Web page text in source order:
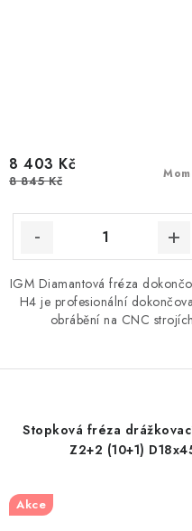
8 403 Kč
8 845 Kč
IGM Diamantová fréza
H4 je profesionální
obrábění na CNC
Stopková fréza
Z2+2 (10+1)
Akce